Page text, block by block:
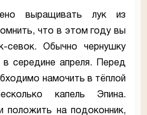
выращивать лук из
что в этом году вы
севок. Обычно чернушку
середине апреля. Перед
намочить в тёплой
капель Эпина.
положить на подоконник,